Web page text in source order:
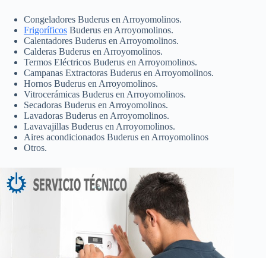
Congeladores Buderus en Arroyomolinos.
Frigoríficos Buderus en Arroyomolinos.
Calentadores Buderus en Arroyomolinos.
Calderas Buderus en Arroyomolinos.
Termos Eléctricos Buderus en Arroyomolinos.
Campanas Extractoras Buderus en Arroyomolinos.
Hornos Buderus en Arroyomolinos.
Vitrocerámicas Buderus en Arroyomolinos.
Secadoras Buderus en Arroyomolinos.
Lavadoras Buderus en Arroyomolinos.
Lavavajillas Buderus en Arroyomolinos.
Aires acondicionados Buderus en Arroyomolinos
Otros.